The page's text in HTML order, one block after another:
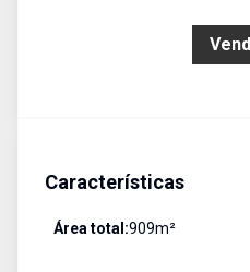
Características
Área total:909m²